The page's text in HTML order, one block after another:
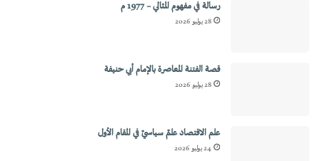
رسالة في مفهوم المثالي – 1977 م
28 يوليو 2026
قصة الفتنة المعاصرة بالإمام أبي حنيفة
28 يوليو 2026
علم الاقتصاد علمٌ سياسيٌ في المقام الأول
24 يوليو 2026